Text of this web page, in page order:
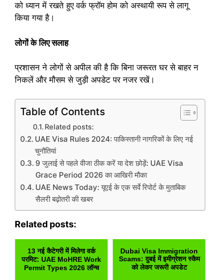
को ध्यान में रखते हुए वर्क फ्रॉम होम को अस्थायी रूप से लागू
किया गया है।
लोगों के लिए सलाह
प्रशासन ने लोगों से अपील की है कि बिना जरूरत घर से बाहर न
निकलें और मौसम से जुड़ी अपडेट पर नजर रखें।
Table of Contents
Related posts:
UAE Visa Rules 2024: पाकिस्तानी नागरिकों के लिए नई
चुनौतियां
9 जुलाई से पहले वीजा ठीक करें या देश छोड़ें: UAE Visa
Grace Period 2026 का आखिरी मौका
UAE News Today: यूएई के एक सर्वे रिपोर्ट के मुताबिक
सैलरी बढ़ोतरी की खबर
Related posts:
13 नई कैटेगरी में मिलेगा वर्क
परमिट: UAE MoHRE Work
Permit Types 2026 लॉन्च
Dubai Visa Immigration
Scams: दुबई में इमीग्रेशन स्कैम
को लेकर जरूरी अपडेट